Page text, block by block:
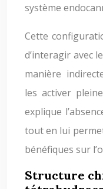
système
Cette
d’interagir avec
manière
les activer
explique
tout en lui
bénéfiques sur
Structure